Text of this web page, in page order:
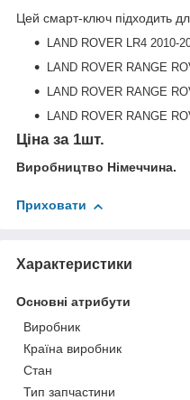
Цей смарт-ключ підходить
LAND ROVER LR4 2010-
LAND ROVER RANGE
LAND ROVER RANGE
LAND ROVER RANGE
Ціна за 1шт.
Виробництво Німеччина.
Приховати
Характеристики
Основні атрибути
Виробник
Країна виробник
Стан
Тип запчастини